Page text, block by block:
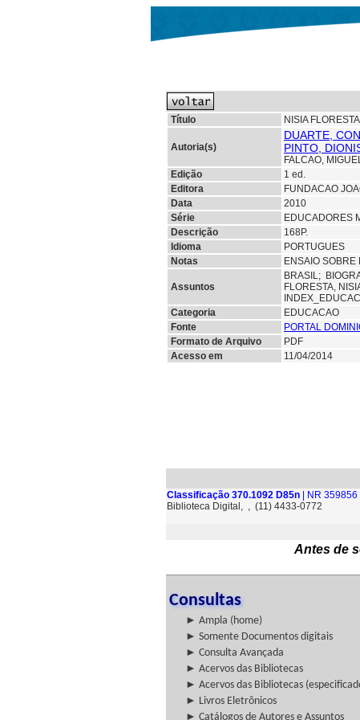
Título NISIA FLORESTA
Autoria(s)
DUARTE,
PINTO,
FALCAO,
Edição
1 ed.
Editora
FUNDACAO
Data
2010
Série
EDUCADORES
Descrição
168P.
Idioma
PORTUGUES
Notas
ENSAIO SOBRE
Assuntos
BRASIL;
FLORESTA,
Categoria
EDUCACAO
Fonte
PORTAL
Formato de Arquivo
PDF
Acesso em
11/04/2014
Classificação 370.1092 D85n | NR
Biblioteca Digital, , (11) 4433-0772
Antes de
Consultas
► Ampla (home)
► Somente Documentos digitais
► Consulta Avançada
► Acervos das Bibliotecas
► Acervos das Bibliotecas
► Livros Eletrônicos
► Catálogos de Autores e Assuntos